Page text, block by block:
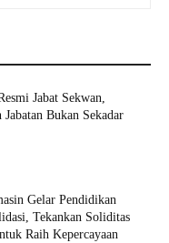
Jabat Sekwan,
Bukan Sekadar
Gelar Pendidikan
Tekankan Soliditas
Raih Kepercayaan